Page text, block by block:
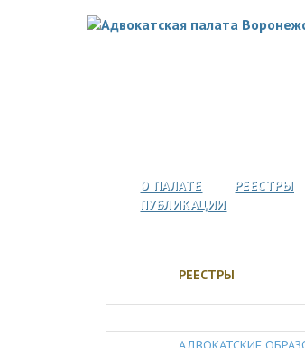
О ПАЛАТЕ РЕЕСТРЫ
ПУБЛИКАЦИИ
РЕЕСТРЫ